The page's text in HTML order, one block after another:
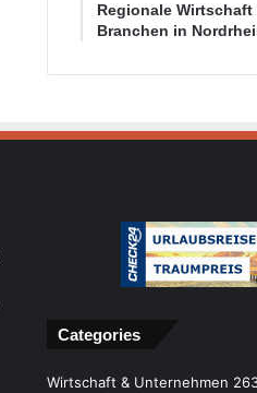
Regionale Wirtschaft
Branchen in
Categories
Wirtschaft & Unternehmen